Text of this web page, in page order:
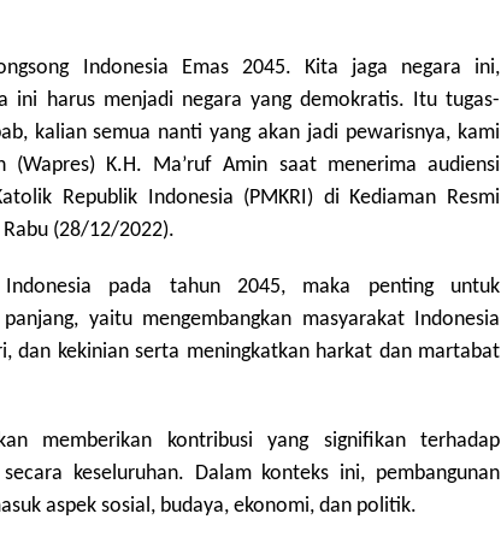
Indonesia Emas 2045. Kita jaga negara ini,
ini harus menjadi negara yang demokratis. Itu tugas-
kalian semua nanti yang akan jadi pewarisnya, kami
(Wapres) K.H. Ma’ruf Amin saat menerima audiensi
Republik Indonesia (PMKRI) di Kediaman Resmi
(28/12/2022).
Indonesia pada tahun 2045, maka penting untuk
yaitu mengembangkan masyarakat Indonesia
dan kekinian serta meningkatkan harkat dan martabat
memberikan kontribusi yang signifikan terhadap
keseluruhan. Dalam konteks ini, pembangunan
aspek sosial, budaya, ekonomi, dan politik.